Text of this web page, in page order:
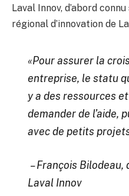
Laval Innov, d’abord
régional d’innovation de
«Pour assurer la
entreprise, le statu
y a des ressources
demander de l’aide,
avec de petits
– François
Laval Innov